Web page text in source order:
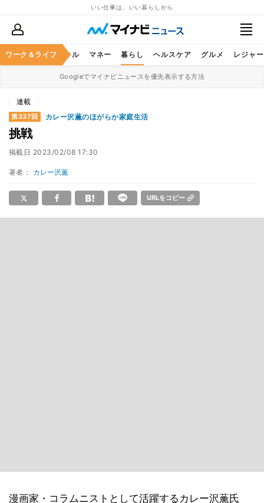
いい仕事は、いい暮らしから
ワーク＆ライフ
ア ビジネススキル マネー 暮らし ヘルスケア グルメ レジャー
Googleでマイナビニュースを優先表示する方法
連載
第337回 カレー沢薫のほがらか家庭生活
挑戦
掲載日 2023/02/08 17:30
著者： カレー沢薫
URLをコピー
漫画家・コラムニストとして活躍するカレー沢薫氏